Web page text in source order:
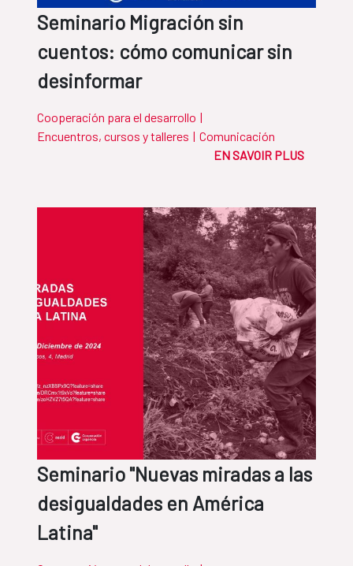
Seminario Migración sin
cuentos: cómo comunicar sin
desinformar
Cooperación para el desarrollo |
Encuentros, cursos y talleres | Comunicación
EN SAVOIR PLUS
Seminario "Nuevas miradas a las
desigualdades en América
Latina"